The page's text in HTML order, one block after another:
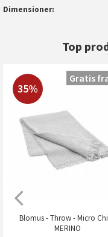
Dimensioner
Top
35%
Blomus - Throw - Micro
MERINO
Gratis